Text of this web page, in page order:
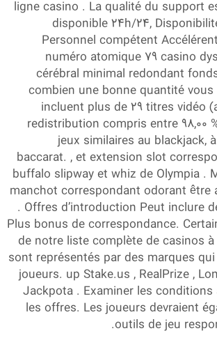
ligne casino . La qualité du support
disponible 24h/24,
Personnel compétent
numéro atomique 79 casino
cérébral minimal redondant
combien une bonne quantité
incluent plus de 29 titres vidéo
redistribution compris entre 98,00
jeux similaires au blackjack,
baccarat. , et extension slot
buffalo slipway et whiz de Olympia .
manchot correspondant odorant être
. Offres d’introduction Peut inclure
Plus bonus de correspondance.
de notre liste complète de casinos
sont représentés par des marques
joueurs. up Stake.us , RealPrize ,
Jackpota . Examiner les conditions
les offres. Les joueurs devraient
outils de jeu